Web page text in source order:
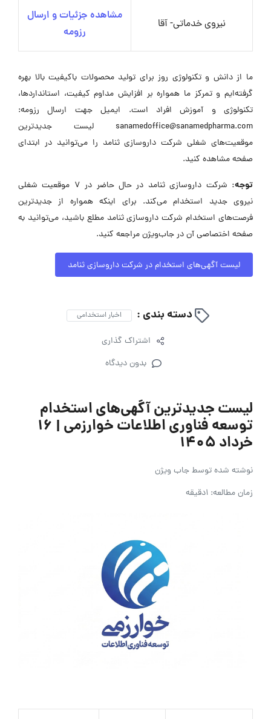
نیروی خدماتی- آقا
مشاهده جزئیات و ارسال
رزومه
ما از دانش و تکنولوژی روز برای تولید محصولات باکیفیت بالا بهره
گرفته‌ایم و تمرکز ما همواره بر افزایش مداوم کیفیت، استانداردها،
تکنولوژی و آموزش افراد است. ایمیل جهت ارسال رزومه:
sanamedoffice@sanamedpharma.com لیست جدیدترین
موقعیت‌های شغلی شرکت داروسازی ثنامد را می‌توانید در ابتدای
صفحه مشاهده کنید.
توجه:
شرکت داروسازی ثنامد در حال حاضر در ۷ موقعیت شغلی
نیروی جدید استخدام می‌کند. برای اینکه همواره از جدیدترین
فرصت‌های استخدام شرکت داروسازی ثنامد مطلع باشید، می‌توانید به
صفحه اختصاصی آن در جاب‌ویژن مراجعه کنید.
لیست آگهی‌های استخدام در شرکت داروسازی ثنامد
دسته بندی : اخبار استخدامی
اشتراک گذاری
بدون دیدگاه
لیست جدیدترین آگهی‌های استخدام
توسعه فناوری اطلاعات خوارزمی | ۱۶
خرداد ۱۴۰۵
نوشته شده توسطجاب ویژن
زمان مطالعه: 1دقیقه